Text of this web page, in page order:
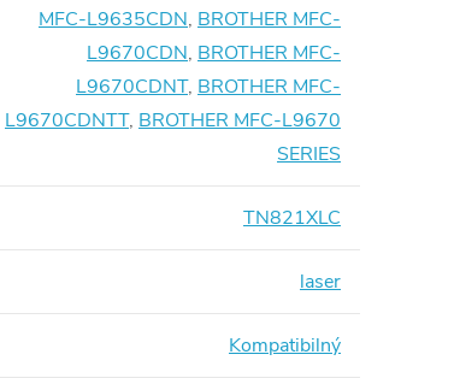
MFC-L9635CDN, BROTHER MFC-
L9670CDN, BROTHER MFC-
L9670CDNT, BROTHER MFC-
L9670CDNTT, BROTHER MFC-L9670
SERIES
TN821XLC
laser
Kompatibilný